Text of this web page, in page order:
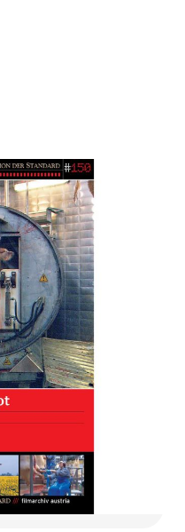
Brot
20.11.2009
ISBN:
9006472013785